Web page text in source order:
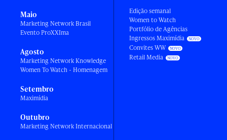
Maio
Marketing Network Brasil
Evento ProXXIma
Agosto
Marketing Network Knowledge
Women To Watch - Homenagem
Setembro
Maximídia
Outubro
Marketing Network Internacional
Edição semanal
Women to Watch
Portfólio de Agências
Ingressos Maximídia
Convites WW
Retail Media